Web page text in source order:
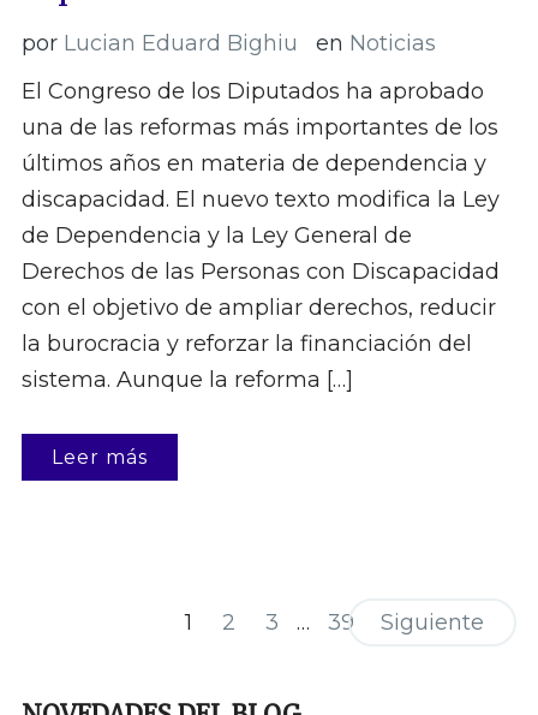
por Lucian Eduard Bighiu en Noticias
El Congreso de los Diputados ha aprobado
una de las reformas más importantes de los
últimos años en materia de dependencia y
discapacidad. El nuevo texto modifica la Ley
de Dependencia y la Ley General de
Derechos de las Personas con Discapacidad
con el objetivo de ampliar derechos, reducir
la burocracia y reforzar la financiación del
sistema. Aunque la reforma […]
Leer más
1 2 3 … 39 Siguiente